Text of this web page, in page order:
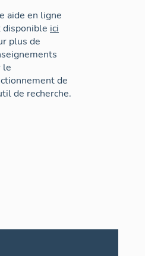
aide en ligne
disponible ici
plus de
le
de
de recherche.